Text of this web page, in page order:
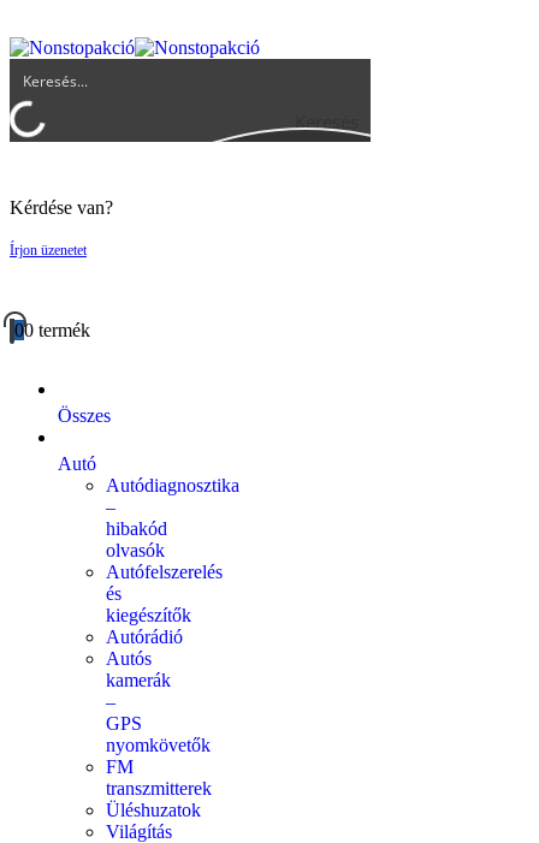
Keresés
Kérdése van?
Írjon üzenetet
00 termék
Összes
Autó
Autódiagnosztika
–
hibakód
olvasók
Autófelszerelés
és
kiegészítők
Autórádió
Autós
kamerák
–
GPS
nyomkövetők
FM
transzmitterek
Üléshuzatok
Világítás